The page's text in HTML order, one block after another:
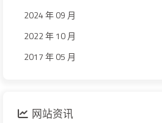
2024 年 09 月
2022 年 10 月
2017 年 05 月
网站资讯